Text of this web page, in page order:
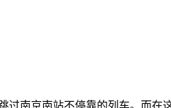
南京南站不停靠的列车。而在